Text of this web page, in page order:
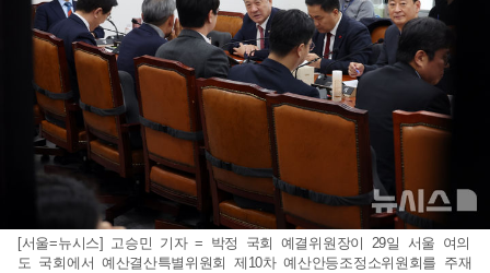
[서울=뉴시스] 고승민 기자 = 박정 국회 예결위원장이 29일 서울 여의
도 국회에서 예산결산특별위원회 제10차 예산안등조정소위원회를 주재